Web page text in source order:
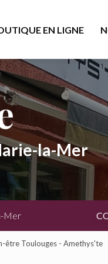
EN LIGNE
la-Mer
Mer
être Toulouges - Amethys'te